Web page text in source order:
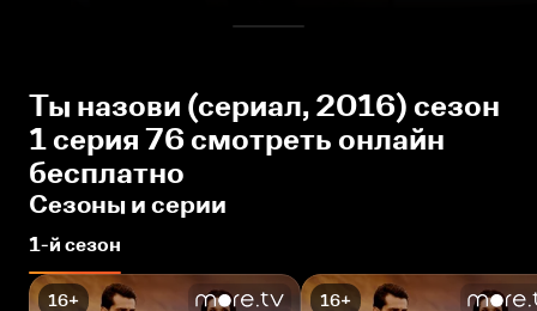
Ты назови (сериал, 2016) сезон
1 серия 76 смотреть онлайн
бесплатно
Сезоны и серии
1-й сезон
16+ 16+